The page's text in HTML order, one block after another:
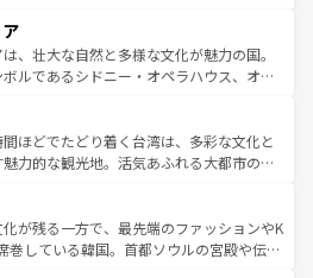
ンズでは、音楽と美食が融合した独特の
者はアメリカの各地域で異なる魅力を楽
多様性と豊かな歴史を感じることができ
イルだ。 なお、新着のアメリカ
ツ一覧を参照してほしい。
い。また、定番の観光地といえばオアフ
然を求めるならマウイ島やカウアイ島が
ルドグリーンに輝く海をはじめ、豊かな
心で訪れる人々を迎えてくれるハワイの
ーカルフードやハワイアンミュージッ
ダンスなど、すべてがハワイの魅力を彩
い。 なお、新着のハワイ情報
を参照してほしい。
、壮大な自然と多様な文化が魅力の国。
ルであるシドニー・オペラハウス、オー
中央部にそびえるウルル（エアーズロッ
の美しい原生林やケアンズの熱帯雨林な
くさん。また、カフェやワイン、オージ
ティも充実しており、サーフィンやダイ
グなど、アウトドア好きにはたまらな
アの多彩な魅力を存分に味わいつくそ
ほどでたどり着く台湾は、多彩な文化と
力的な観光地。活気あふれる大都市の台
岳地帯である台湾東部など、都市の喧騒
共存しており、訪れる人に新しい発見と
くれる。また、奥深い台湾の食文化も魅
が残る一方で、最先端のファッションやK
巻している韓国。首都ソウルの宮殿や伝統